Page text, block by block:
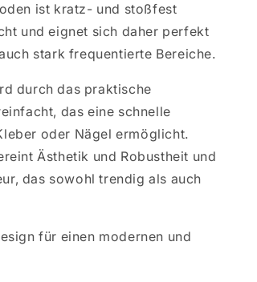
ist kratz- und stoßfest
und eignet sich daher perfekt
stark frequentierte Bereiche.
durch das praktische
das eine schnelle
oder Nägel ermöglicht.
Ästhetik und Robustheit und
das sowohl trendig als auch
für einen modernen und